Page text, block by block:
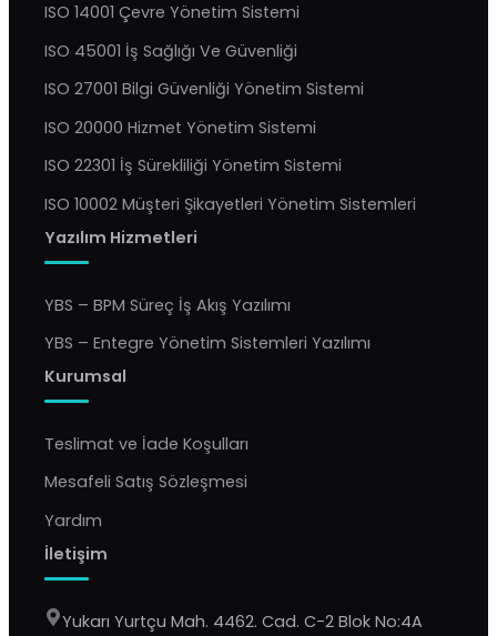
ISO 14001 Çevre Yönetim Sistemi
ISO 45001 İş Sağlığı Ve Güvenliği
ISO 27001 Bilgi Güvenliği Yönetim Sistemi
ISO 20000 Hizmet Yönetim Sistemi
ISO 22301 İş Sürekliliği Yönetim Sistemi
ISO 10002 Müşteri Şikayetleri Yönetim Sistemleri
Yazılım Hizmetleri
YBS – BPM Süreç İş Akış Yazılımı
YBS – Entegre Yönetim Sistemleri Yazılımı
Kurumsal
Teslimat ve İade Koşulları
Mesafeli Satış Sözleşmesi
Yardım
İletişim
Yukarı Yurtçu Mah. 4462. Cad. C-2 Blok No:4A